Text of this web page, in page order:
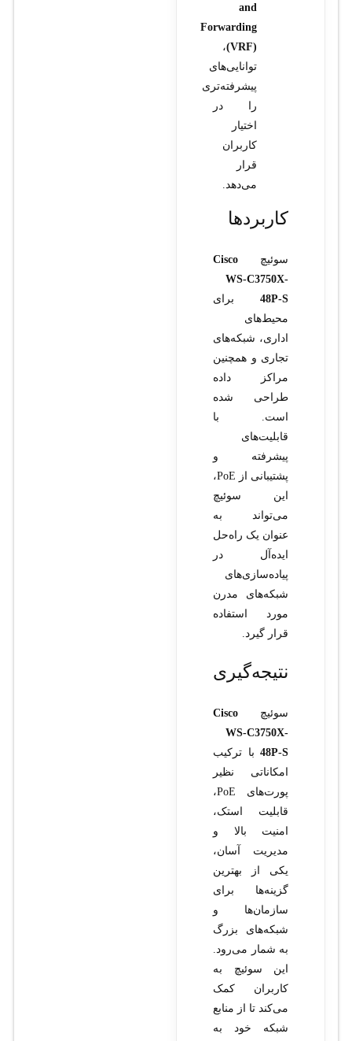
and
Forwarding
(VRF)،
توانایی‌های
پیشرفته‌تری
را در
اختیار
کاربران
قرار
می‌دهد.
کاربردها
سوئیچ Cisco
WS-C3750X-
48P-Sبرای
محیط‌های
اداری، شبکه‌های
تجاری و همچنین
مراکز داده
طراحی شده
است. با
قابلیت‌های
پیشرفته و
پشتیبانی از PoE،
این سوئیچ
می‌تواند به
عنوان یک راه‌حل
ایده‌آل در
پیاده‌سازی‌های
شبکه‌های مدرن
مورد استفاده
قرار گیرد.
نتیجه‌گیری
سوئیچ Cisco
WS-C3750X-
48P-Sبا ترکیب
امکاناتی نظیر
پورت‌های PoE،
قابلیت استک،
امنیت بالا و
مدیریت آسان،
یکی از بهترین
گزینه‌ها برای
سازمان‌ها و
شبکه‌های بزرگ
به شمار می‌رود.
این سوئیچ به
کاربران کمک
می‌کند تا از منابع
شبکه خود به